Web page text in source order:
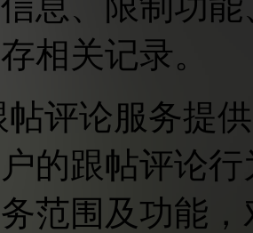
相关记录。
帖评论服务提
的跟帖评论
范围及功能